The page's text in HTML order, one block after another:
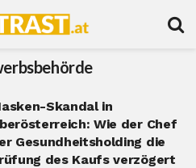
Skandal in
Wie der Chef
Gesundheitsholding die
des Kaufs verzögert